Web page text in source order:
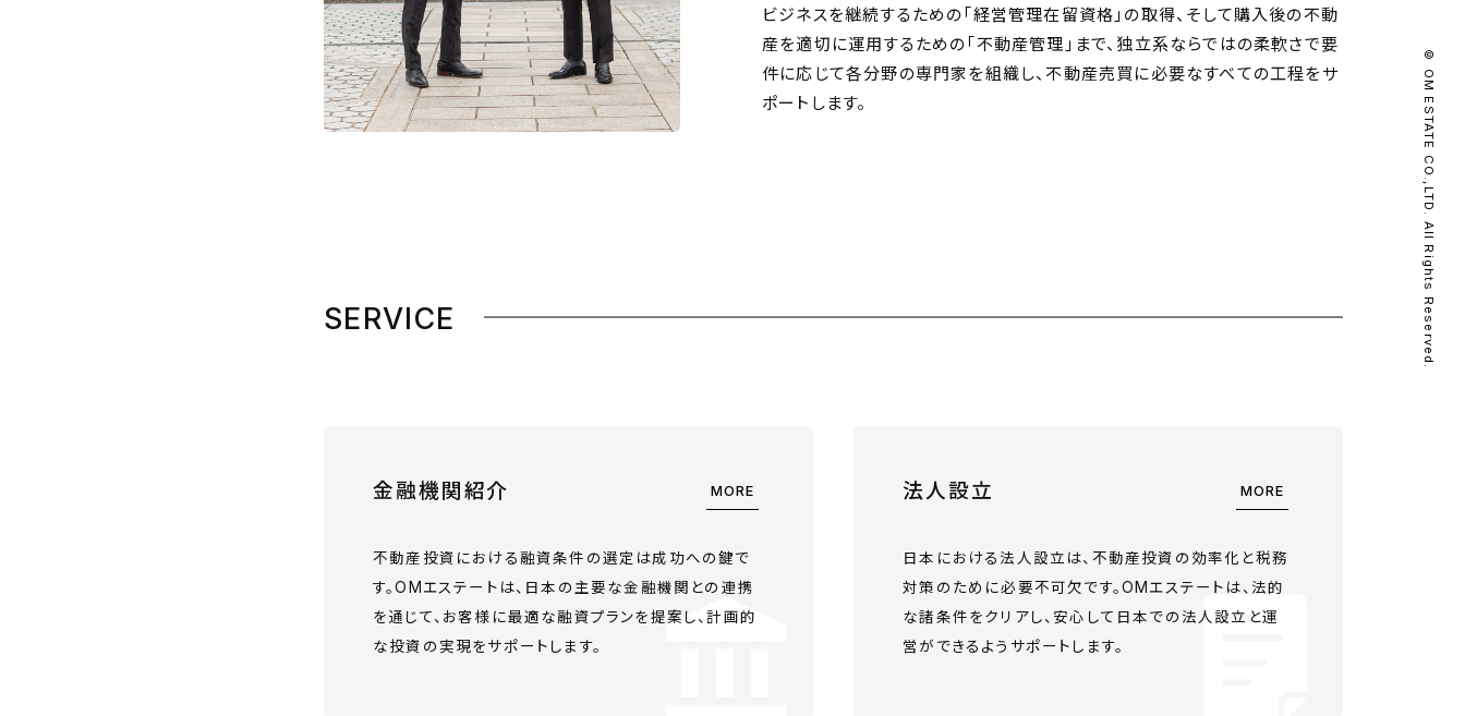
© OM ESTATE CO.,LTD. All Rights Reserved.
ビジネスを継続するための「経営管理在留資格」の取得、そして購入後の不動
産を適切に運用するための「不動産管理」まで、独立系ならではの柔軟さで要
件に応じて各分野の専門家を組織し、不動産売買に必要なすべての工程をサ
ポートします。
SERVICE
金融機関紹介 MORE
不動産投資における融資条件の選定は成功への鍵で
す。OMエステートは、日本の主要な金融機関との連携
を通じて、お客様に最適な融資プランを提案し、計画的
な投資の実現をサポートします。
法人設立 MORE
日本における法人設立は、不動産投資の効率化と税務
対策のために必要不可欠です。OMエステートは、法的
な諸条件をクリアし、安心して日本での法人設立と運
営ができるようサポートします。